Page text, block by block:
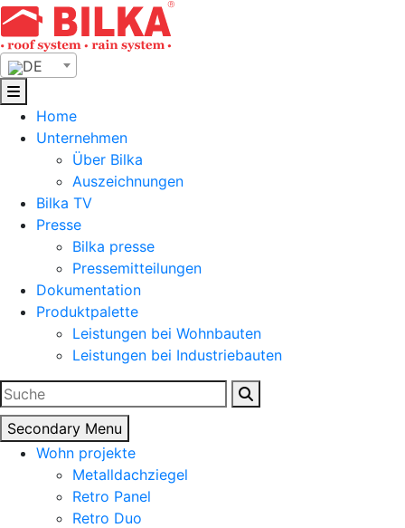
Skip
to
content
DE
Home
Unternehmen
Über Bilka
Auszeichnungen
Bilka TV
Presse
Bilka presse
Pressemitteilungen
Dokumentation
Produktpalette
Leistungen bei Wohnbauten
Leistungen bei Industriebauten
Suchen
nach:
Secondary Menu
Wohn projekte
Metalldachziegel
Retro Panel
Retro Duo